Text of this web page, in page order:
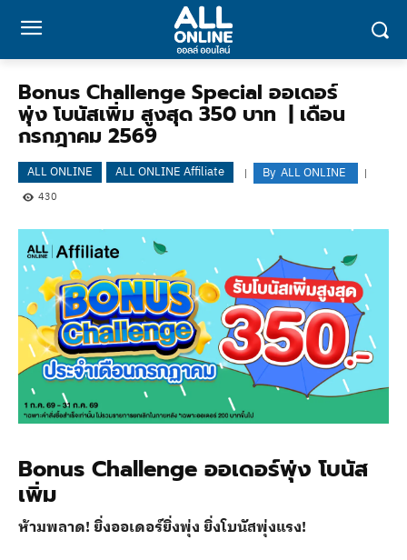
Bonus Challenge Special ออเดอร์
พุ่ง โบนัสเพิ่ม สูงสุด 350 บาท | เดือน
กรกฎาคม 2569
ALL ONLINE ALL ONLINE Affiliate By ALL ONLINE
430
Bonus Challenge ออเดอร์พุ่ง โบนัส
เพิ่ม
ห้ามพลาด! ยิ่งออเดอร์ยิ่งพุ่ง ยิ่งโบนัสพุ่งแรง!